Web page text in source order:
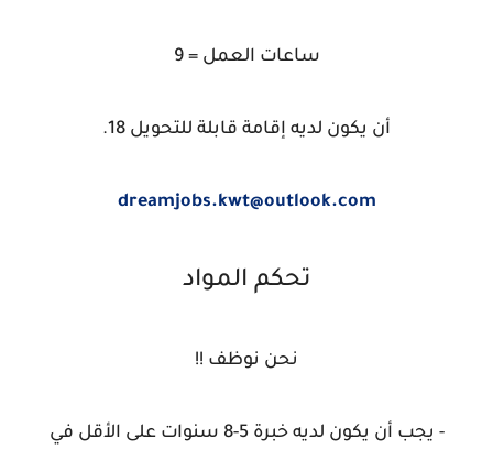
ساعات العمل = 9
أن يكون لديه إقامة قابلة للتحويل 18.
dreamjobs.kwt@outlook.com
تحكم المواد
نحن نوظف !!
- يجب أن يكون لديه خبرة 5-8 سنوات على الأقل في